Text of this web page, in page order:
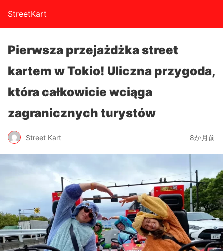
StreetKart
Pierwsza przejażdżka street
kartem w Tokio! Uliczna przygoda,
która całkowicie wciąga
zagranicznych turystów
Street Kart 8か月前